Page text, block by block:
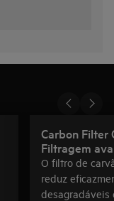
Carbon Filter
Filtragem
O filtro de
reduz
desagradáveis